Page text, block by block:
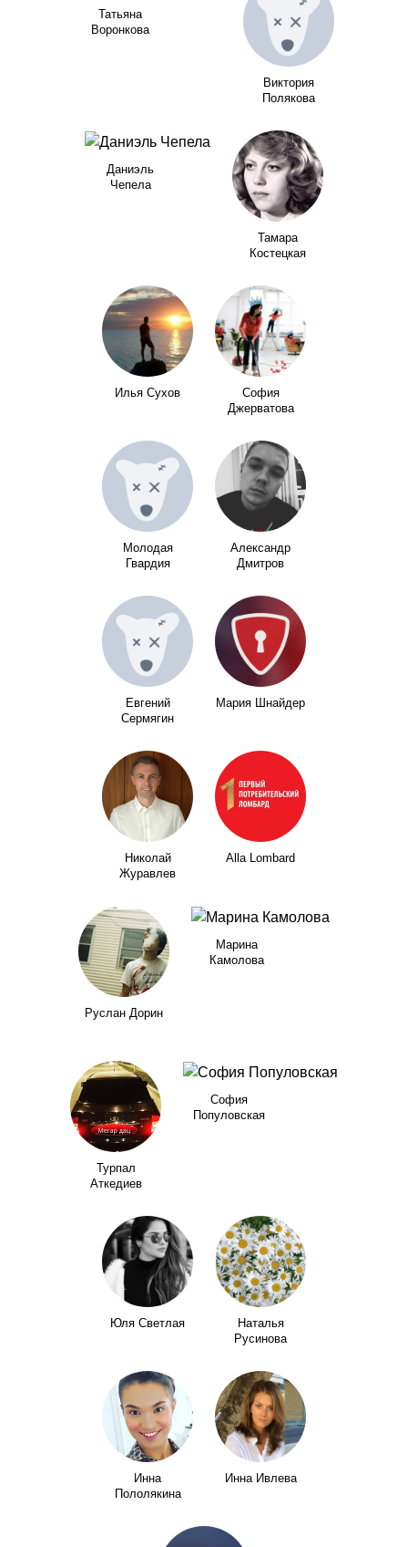
Татьяна
Воронкова
Виктория
Полякова
Даниэль
Чепела
Тамара
Костецкая
Илья Сухов
София
Джерватова
Молодая
Гвардия
Александр
Дмитров
Евгений
Сермягин
Мария Шнайдер
Николай
Журавлев
Alla Lombard
Руслан Дорин
Марина
Камолова
Турпал
Аткедиев
София
Популовская
Юля Светлая
Наталья
Русинова
Инна
Пололякина
Инна Ивлева